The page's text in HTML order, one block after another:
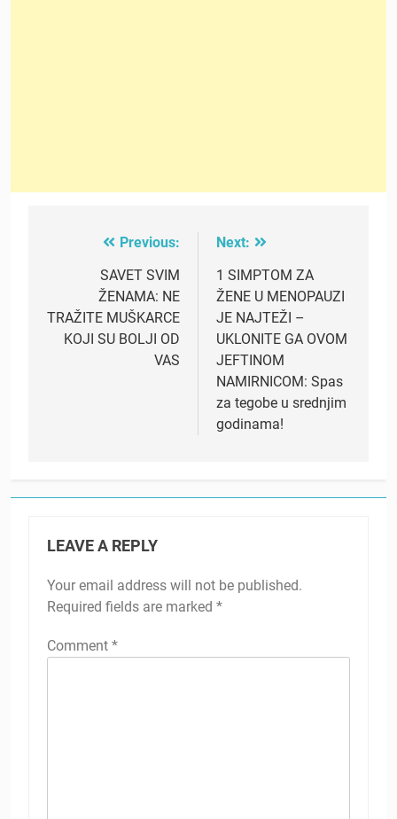
navigation
Previous:
SAVET SVIM
ŽENAMA: NE
TRAŽITE MUŠKARCE
KOJI SU BOLJI OD
VAS
Next:
1 SIMPTOM ZA
ŽENE U MENOPAUZI
JE NAJTEŽI –
UKLONITE GA OVOM
JEFTINOM
NAMIRNICOM: Spas
za tegobe u srednjim
godinama!
LEAVE A REPLY
Your email address will not be published.
Required fields are marked *
Comment *